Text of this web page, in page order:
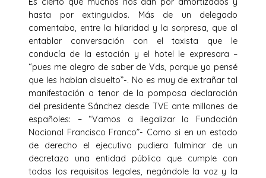
hasta por extinguidos. Más de un delegado
comentaba, entre la hilaridad y la sorpresa, que al
entablar conversación con el taxista que le
conducía de la estación y el hotel le expresara –
“pues me alegro de saber de Vds, porque yo pensé
que les habían disuelto”-. No es muy de extrañar tal
manifestación a tenor de la pomposa declaración
del presidente Sánchez desde TVE ante millones de
españoles: – “Vamos a ilegalizar la Fundación
Nacional Francisco Franco”- Como si en un estado
de derecho el ejecutivo pudiera fulminar de un
decretazo una entidad pública que cumple con
todos los requisitos legales, negándole la voz y la